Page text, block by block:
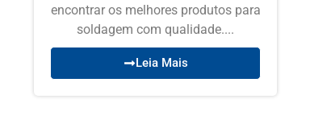
encontrar os melhores produtos para
soldagem com qualidade....
Leia Mais